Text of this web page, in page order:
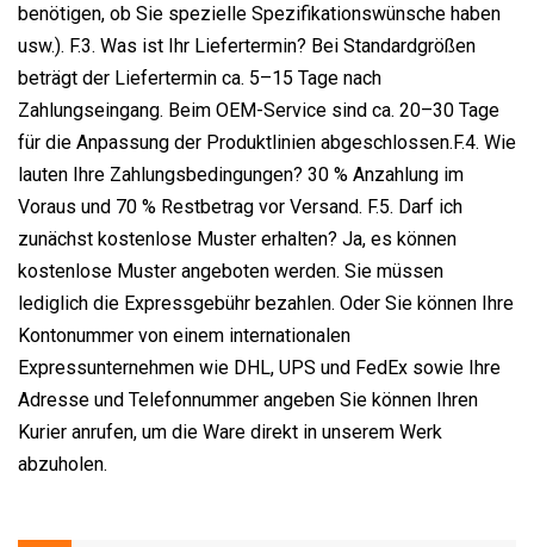
benötigen, ob Sie spezielle Spezifikationswünsche haben
usw.). F.3. Was ist Ihr Liefertermin? Bei Standardgrößen
beträgt der Liefertermin ca. 5–15 Tage nach
Zahlungseingang. Beim OEM-Service sind ca. 20–30 Tage
für die Anpassung der Produktlinien abgeschlossen.F.4. Wie
lauten Ihre Zahlungsbedingungen? 30 % Anzahlung im
Voraus und 70 % Restbetrag vor Versand. F.5. Darf ich
zunächst kostenlose Muster erhalten? Ja, es können
kostenlose Muster angeboten werden. Sie müssen
lediglich die Expressgebühr bezahlen. Oder Sie können Ihre
Kontonummer von einem internationalen
Expressunternehmen wie DHL, UPS und FedEx sowie Ihre
Adresse und Telefonnummer angeben Sie können Ihren
Kurier anrufen, um die Ware direkt in unserem Werk
abzuholen.